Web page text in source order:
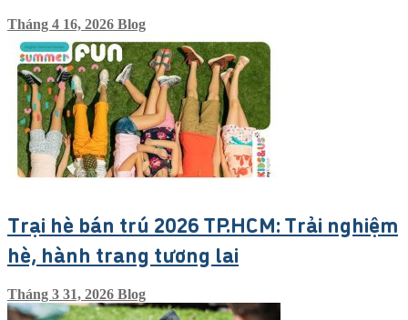
Tháng 4 16, 2026 Blog
Trại hè bán trú 2026 TP.HCM: Trải nghiệm
hè, hành trang tương lai
Tháng 3 31, 2026 Blog